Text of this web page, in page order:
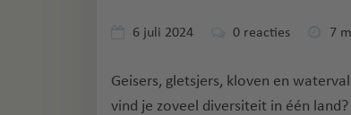
6 juli 2024 0 reacties 7
Geisers, gletsjers, kloven en
vind je zoveel diversiteit in één